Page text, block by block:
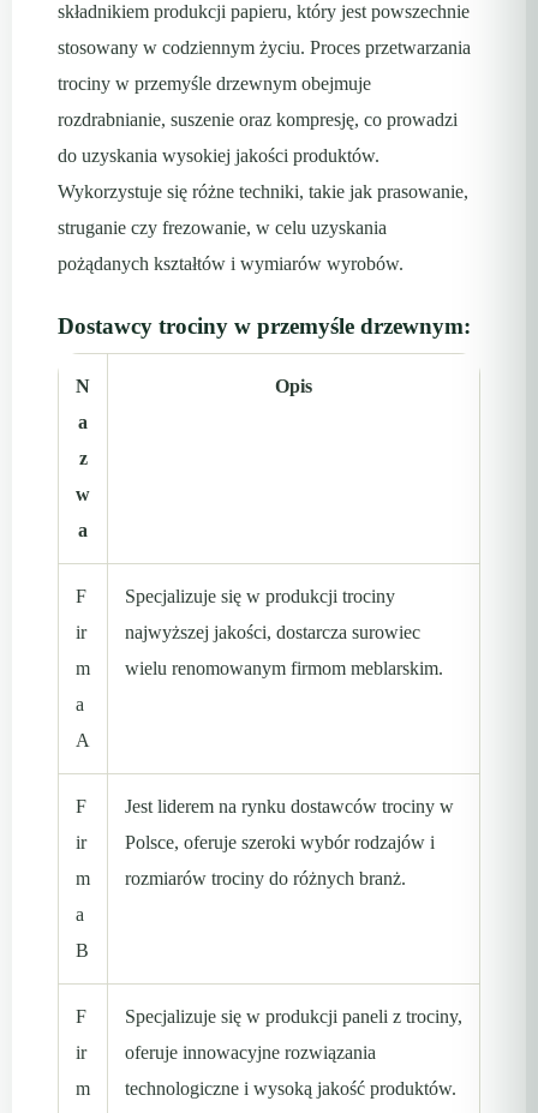
składnikiem produkcji papieru, który jest powszechnie
stosowany w codziennym życiu. Proces przetwarzania
trociny w przemyśle drzewnym obejmuje
rozdrabnianie, suszenie oraz kompresję, co prowadzi
do uzyskania wysokiej jakości produktów.
Wykorzystuje się różne techniki, takie jak prasowanie,
struganie czy frezowanie, w celu uzyskania
pożądanych kształtów i wymiarów wyrobów.
Dostawcy trociny w przemyśle drzewnym:
N
a
z
w
a
Opis
F
ir
m
a
A
Specjalizuje się w produkcji trociny
najwyższej jakości, dostarcza surowiec
wielu renomowanym firmom meblarskim.
F
ir
m
a
B
Jest liderem na rynku dostawców trociny w
Polsce, oferuje szeroki wybór rodzajów i
rozmiarów trociny do różnych branż.
F
ir
m
Specjalizuje się w produkcji paneli z trociny,
oferuje innowacyjne rozwiązania
technologiczne i wysoką jakość produktów.